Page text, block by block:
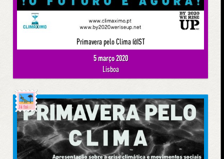
Primavera pelo Clima @IST
5 março 2020
Lisboa
Já foi